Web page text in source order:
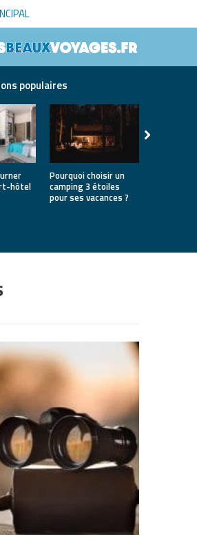
populaires
hôtel
Pourquoi choisir un
camping 3 étoiles
pour ses vacances ?